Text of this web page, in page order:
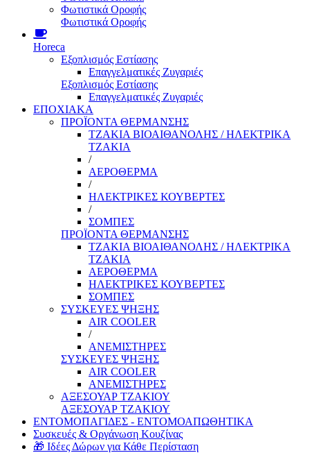
Φωτιστικά Οροφής
Φωτιστικά Οροφής
Horeca
Εξοπλισμός Εστίασης
Επαγγελματικές Ζυγαριές
Εξοπλισμός Εστίασης
Επαγγελματικές Ζυγαριές
ΕΠΟΧΙΑΚΑ
ΠΡΟΪΟΝΤΑ ΘΕΡΜΑΝΣΗΣ
ΤΖΑΚΙΑ ΒΙΟΑΙΘΑΝΟΛΗΣ / ΗΛΕΚΤΡΙΚΑ
ΤΖΑΚΙΑ
/
ΑΕΡΟΘΕΡΜΑ
/
ΗΛΕΚΤΡΙΚΕΣ ΚΟΥΒΕΡΤΕΣ
/
ΣΟΜΠΕΣ
ΠΡΟΪΟΝΤΑ ΘΕΡΜΑΝΣΗΣ
ΤΖΑΚΙΑ ΒΙΟΑΙΘΑΝΟΛΗΣ / ΗΛΕΚΤΡΙΚΑ
ΤΖΑΚΙΑ
ΑΕΡΟΘΕΡΜΑ
ΗΛΕΚΤΡΙΚΕΣ ΚΟΥΒΕΡΤΕΣ
ΣΟΜΠΕΣ
ΣΥΣΚΕΥΕΣ ΨΗΞΗΣ
AIR COOLER
/
ΑΝΕΜΙΣΤΗΡΕΣ
ΣΥΣΚΕΥΕΣ ΨΗΞΗΣ
AIR COOLER
ΑΝΕΜΙΣΤΗΡΕΣ
ΑΞΕΣΟΥΑΡ ΤΖΑΚΙΟΥ
ΑΞΕΣΟΥΑΡ ΤΖΑΚΙΟΥ
ΕΝΤΟΜΟΠΑΓΙΔΕΣ - ΕΝΤΟΜΟΑΠΩΘΗΤΙΚΑ
Συσκευές & Οργάνωση Κουζίνας
🎁 Ιδέες Δώρων για Κάθε Περίσταση